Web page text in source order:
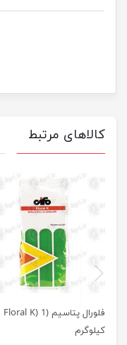
کالاهای مرتبط
فلورال پتاسیم (Floral K) 1
کیلوگرم
previus